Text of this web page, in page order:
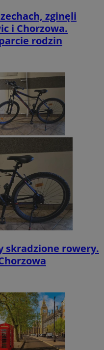
zginęli
i Chorzowa.
rodzin
skradzione rowery.